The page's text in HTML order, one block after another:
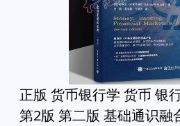
正版 货币银行学 货币 银
第2版 第二版 基础通识融